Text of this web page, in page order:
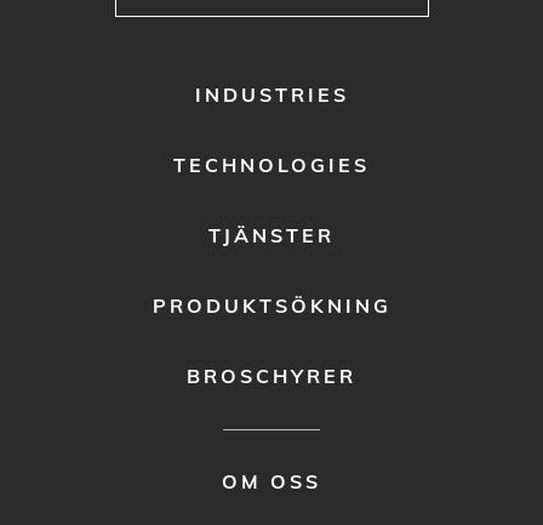
INDUSTRIES
TECHNOLOGIES
TJÄNSTER
PRODUKTSÖKNING
BROSCHYRER
OM OSS